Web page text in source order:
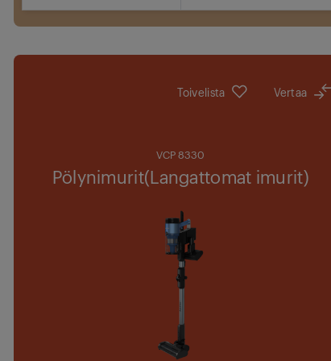
Toivelista Vertaa
VCP 8330
Pölynimurit(Langattomat imurit)